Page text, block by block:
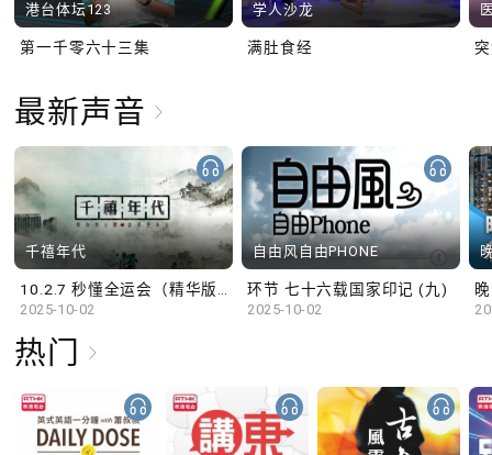
港台体坛123
第一千零六十三集
学人沙龙
满肚食经
最新声音
千禧年代
2025-10-02
自由风自由PHONE
环节 七十六载国家印记 (九)
2025-10-02
热门